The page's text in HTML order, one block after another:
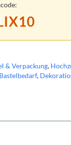
& Verpackung,
Bastelbedarf,